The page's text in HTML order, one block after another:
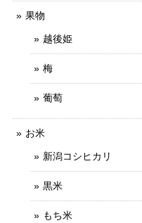
果物
越後姫
梅
葡萄
お米
新潟コシヒカリ
黒米
もち米